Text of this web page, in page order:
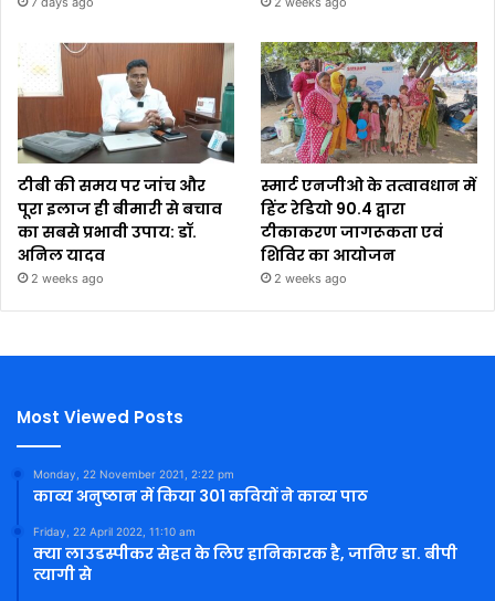
टीबी की समय पर जांच और
पूरा इलाज ही बीमारी से बचाव
का सबसे प्रभावी उपाय: डॉ.
अनिल यादव
2 weeks ago
स्मार्ट एनजीओ के तत्वावधान में
हिंट रेडियो 90.4 द्वारा
टीकाकरण जागरूकता एवं
शिविर का आयोजन
2 weeks ago
Most Viewed Posts
Monday, 22 November 2021, 2:22 pm
काव्य अनुष्ठान में किया 301 कवियों ने काव्य पाठ
Friday, 22 April 2022, 11:10 am
क्या लाउडस्पीकर सेहत के लिए हानिकारक है, जानिए डा. बीपी
त्यागी से